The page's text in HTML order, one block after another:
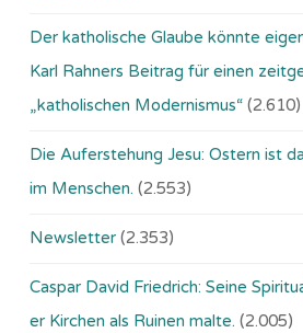
Der katholische Glaube könnte
Karl Rahners Beitrag für einen
„katholischen Modernismus“ (2.610)
Die Auferstehung Jesu: Ostern ist
im Menschen. (2.553)
Newsletter (2.353)
Caspar David Friedrich: Seine
er Kirchen als Ruinen malte. (2.005)